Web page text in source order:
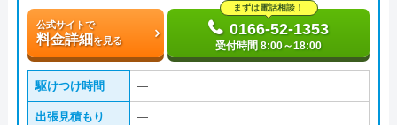
公式サイトで
料金詳細を見る
まずは電話相談！
0166-52-1353
受付時間 8:00～18:00
駆けつけ時間 ―
出張見積もり ―